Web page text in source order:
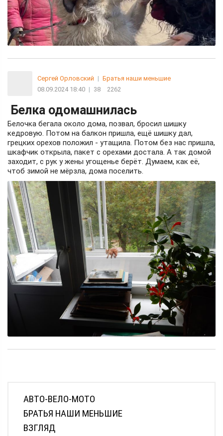
Сергей Орловский | Братья наши меньшие
08.09.2024 18:40 | 38 2262
Белка одомашнилась
Белочка бегала около дома, позвал, бросил шишку
кедровую. Потом на балкон пришла, ещё шишку дал,
грецких орехов положил - утащила. Потом без нас пришла,
шкафчик открыла, пакет с орехами достала. А так домой
заходит, с рук у жены угощенье берёт. Думаем, как её,
чтоб зимой не мёрзла, дома поселить.
АВТО-ВЕЛО-МОТО
БРАТЬЯ НАШИ МЕНЬШИЕ
ВЗГЛЯД